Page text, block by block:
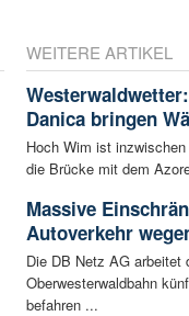
WEITERE ARTIKEL
Danica bringen
Hoch Wim ist
die Brücke mit dem
Massive
Autoverkehr
Die DB Netz AG arbeitet
Oberwesterwaldbahn
befahren ...